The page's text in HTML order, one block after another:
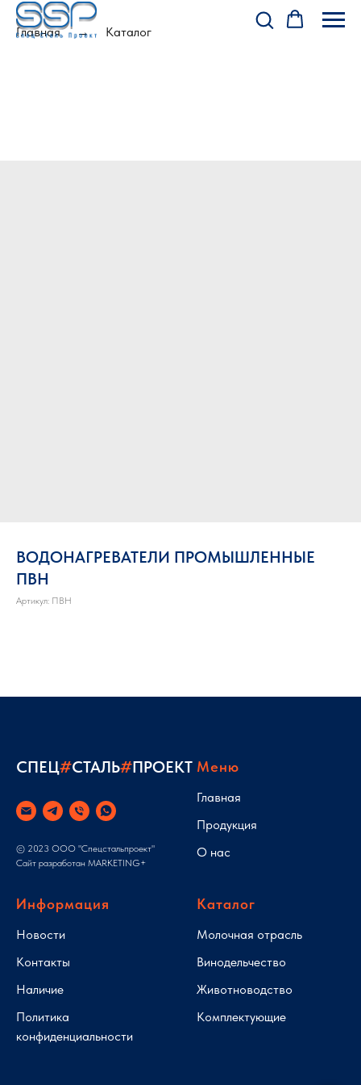
Главная Каталог
ВОДОНАГРЕВАТЕЛИ ПРОМЫШЛЕННЫЕ
ПВН
Артикул: ПВН
СПЕЦ#СТАЛЬ#ПРОЕКТ
© 2023 ООО "Спецстальпроект"
Сайт разработан MARKETING+
Меню
Главная
Продукция
О нас
Информация
Новости
Контакты
Наличие
Политика
конфиденциальности
Каталог
Молочная отрасль
Винодельчество
Животноводство
Комплектующие